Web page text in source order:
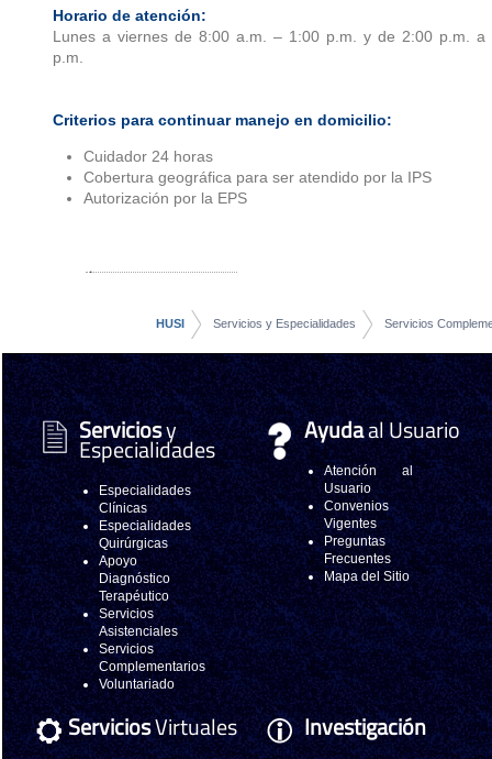
Horario de atención:
Lunes a viernes de 8:00 a.m. – 1:00 p.m. y de 2:00 p.m. a
p.m.
Criterios para continuar manejo en domicilio:
Cuidador 24 horas
Cobertura geográfica para ser atendido por la IPS
Autorización por la EPS
HUSI Servicios y Especialidades Servicios
Serviciosy
Especialidades
Especialidades
Clínicas
Especialidades
Quirúrgicas
Apoyo
Diagnóstico
Terapéutico
Servicios
Asistenciales
Servicios
Complementarios
Voluntariado
Ayudaal Usuario
Atención al
Usuario
Convenios
Vigentes
Preguntas
Frecuentes
Mapa del Sitio
ServiciosVirtuales Investigación